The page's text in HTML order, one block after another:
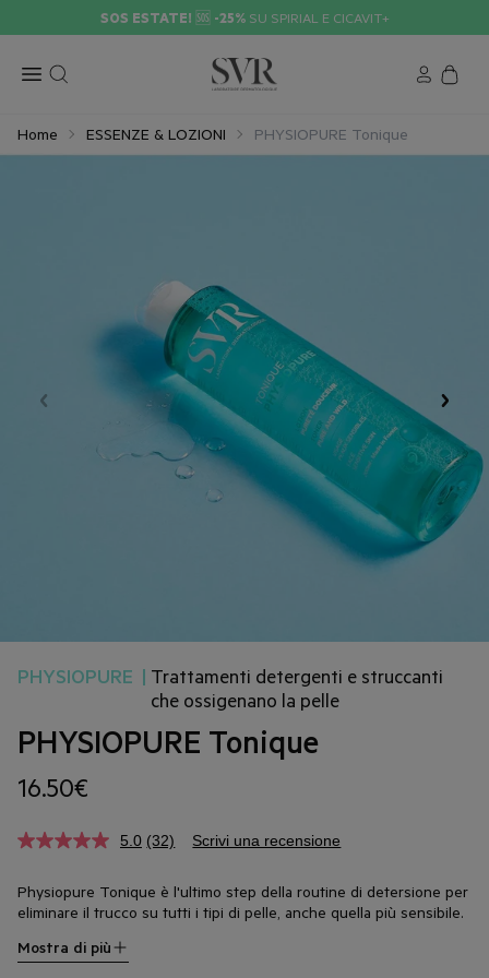
SOS ESTATE! 🆘 -25%SU SPIRIAL E CICAVIT+
Home ESSENZE & LOZIONI PHYSIOPURE Tonique
PHYSIOPURE | Trattamenti detergenti e struccanti
che ossigenano la pelle
PHYSIOPURE Tonique
16.50€
5.0 (32) Scrivi una recensione
Physiopure Tonique è l'ultimo step della routine di detersione per
eliminare il trucco su tutti i tipi di pelle, anche quella più sensibile.
che favorisce la respirazione cellulare per una pelle ossigenata e
Mostra di più